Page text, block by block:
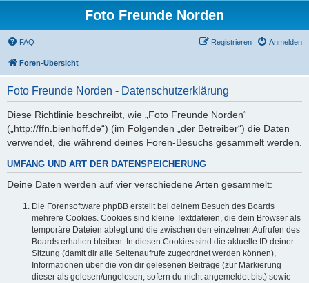
Foto Freunde Norden
FAQ Anmelden
Registrieren
Foren-Übersicht
Foto Freunde Norden - Datenschutzerklärung
Diese Richtlinie beschreibt, wie „Foto Freunde Norden“
(„http://ffn.bienhoff.de“) (im Folgenden „der Betreiber“) die Daten
verwendet, die während deines Foren-Besuchs gesammelt werden.
UMFANG UND ART DER DATENSPEICHERUNG
Deine Daten werden auf vier verschiedene Arten gesammelt:
Die Forensoftware phpBB erstellt bei deinem Besuch des Boards
mehrere Cookies. Cookies sind kleine Textdateien, die dein Browser als
temporäre Dateien ablegt und die zwischen den einzelnen Aufrufen des
Boards erhalten bleiben. In diesen Cookies sind die aktuelle ID deiner
Sitzung (damit dir alle Seitenaufrufe zugeordnet werden können),
Informationen über die von dir gelesenen Beiträge (zur Markierung
dieser als gelesen/ungelesen; sofern du nicht angemeldet bist) sowie